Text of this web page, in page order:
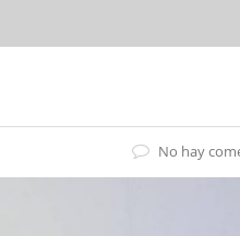
No hay